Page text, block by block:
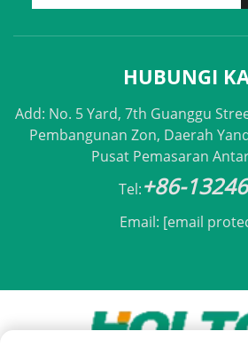
HUBUNGI
Add: No. 5 Yard, 7th Guanggu
Pembangunan Zon, Daerah
Pusat Pemasaran
Tel:+86-
Email: [email